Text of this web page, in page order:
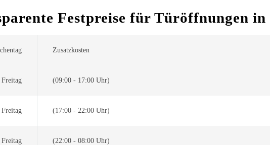
Festpreise für Türöffnungen
Zusatzkosten
(09:00 - 17:00 Uhr)
(17:00 - 22:00 Uhr)
(22:00 - 08:00 Uhr)